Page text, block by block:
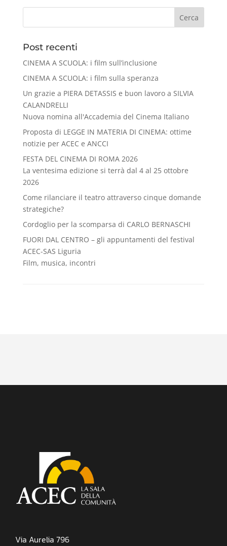
Cerca
Post recenti
CINEMA A SCUOLA: i film sull’inclusione
CINEMA A SCUOLA: i film sulla speranza
Un grazie a PIERA DETASSIS e buon lavoro a SILVIA
CALANDRELLI
Nuova nomina all'Accademia del Cinema Italiano
Proposta di LEGGE IN MATERIA DI CINEMA: ottime
notizie per ACEC e ANCCI
FESTA DEL CINEMA DI ROMA 2026
La ventesima edizione si terrà dal 4 al 25 ottobre
2026
Come rilanciare il teatro attraverso cinque domande
strategiche?
Cordoglio per la scomparsa di CARLO BERNASCHI
FUORI DAL CENTRO – gli appuntamenti del festival
ACEC-SAS Liguria
Film, musica, incontri
Via Aurelia 796